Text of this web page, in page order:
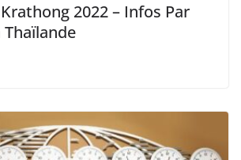
2022 – Infos Par
Thaïlande